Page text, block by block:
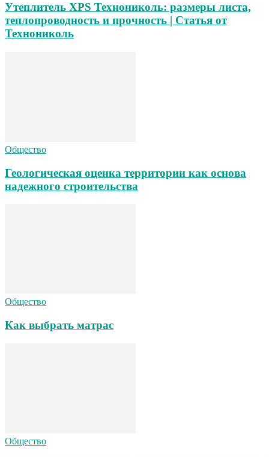
Утеплитель XPS Технониколь: размеры листа,
теплопроводность и прочность | Статья от
Технониколь
Общество
Геологическая оценка территории как основа
надежного строительства
Общество
Как выбрать матрас
Общество